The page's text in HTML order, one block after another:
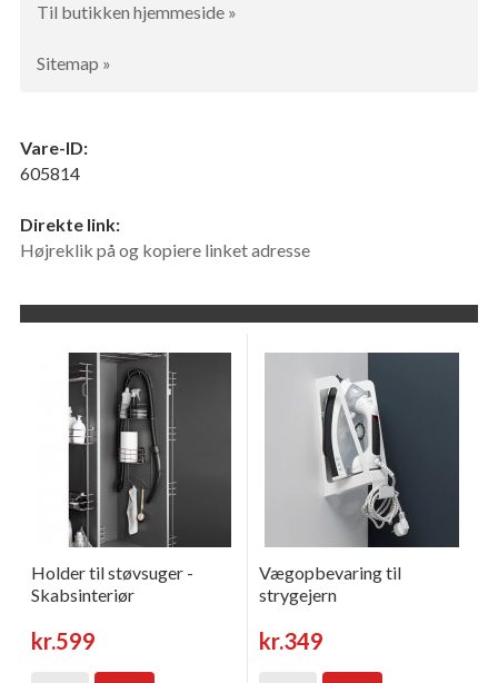
Til butikken hjemmeside »
Sitemap »
Vare-ID:
605814
Direkte link:
Højreklik på og kopiere linket adresse
Holder til støvsuger -
Skabsinteriør
kr.599
Vægopbevaring til
strygejern
kr.349